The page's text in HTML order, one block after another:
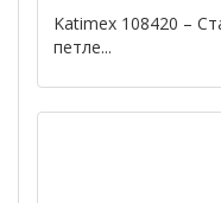
Katimex 108420 –
петле...